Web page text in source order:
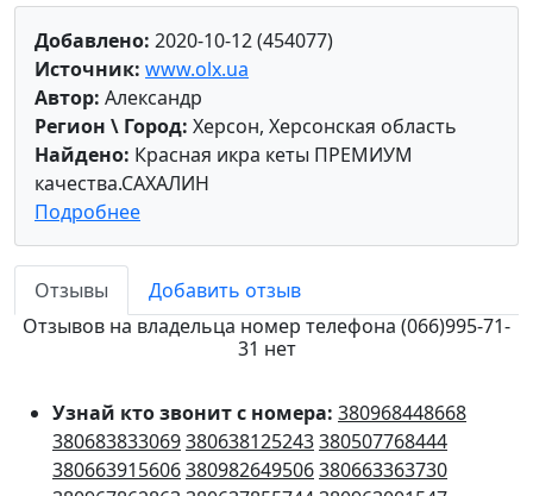
Добавлено: 2020-10-12 (454077)
Источник: www.olx.ua
Автор: Александр
Регион \ Город: Херсон, Херсонская область
Найдено: Красная икра кеты ПРЕМИУМ
качества.САХАЛИН
Подробнее
Отзывы
Добавить отзыв
Отзывов на владельца номер телефона (066)995-71-
31 нет
Узнай кто звонит с номера: 380968448668
380683833069380638125243380507768444
380663915606380982649506380663363730